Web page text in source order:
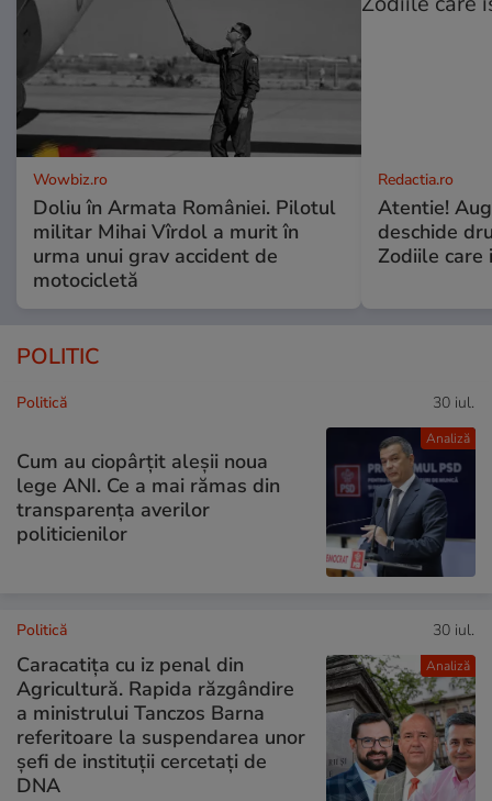
Wowbiz.ro
Doliu în Armata României. Pilotul
militar Mihai Vîrdol a murit în
urma unui grav accident de
motocicletă
Redactia.ro
Atentie!
deschide
Zodiile care
POLITIC
Analiză
Politică 30 iul.
Cum au ciopârțit aleșii noua
lege ANI. Ce a mai rămas din
transparența averilor
politicienilor
Analiză
Politică 30 iul.
Caracatița cu iz penal din
Agricultură. Rapida răzgândire
a ministrului Tanczos Barna
referitoare la suspendarea unor
șefi de instituții cercetați de
DNA